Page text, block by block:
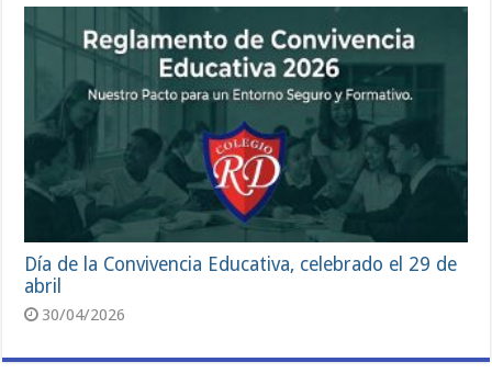
Día de la Convivencia Educativa, celebrado el 29 de
abril
30/04/2026